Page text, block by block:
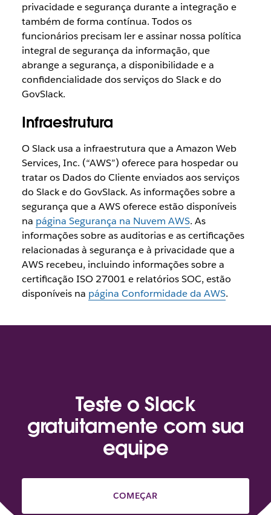
privacidade e segurança durante a integração e
também de forma contínua. Todos os
funcionários precisam ler e assinar nossa política
integral de segurança da informação, que
abrange a segurança, a disponibilidade e a
confidencialidade dos serviços do Slack e do
GovSlack.
Infraestrutura
O Slack usa a infraestrutura que a Amazon Web
Services, Inc. (“AWS”) oferece para hospedar ou
tratar os Dados do Cliente enviados aos serviços
do Slack e do GovSlack. As informações sobre a
segurança que a AWS oferece estão disponíveis
na página Segurança na Nuvem AWS. As
informações sobre as auditorias e as certificações
relacionadas à segurança e à privacidade que a
AWS recebeu, incluindo informações sobre a
certificação ISO 27001 e relatórios SOC, estão
disponíveis na página Conformidade da AWS.
Teste o Slack
gratuitamente com sua
equipe
COMEÇAR